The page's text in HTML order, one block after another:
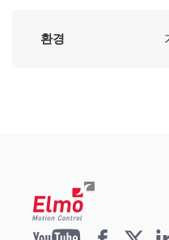
환경